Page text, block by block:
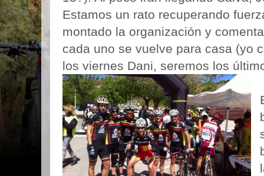
Estamos un rato recuperando
montado la organización y
cada uno se vuelve para casa (yo
los viernes Dani, seremos los